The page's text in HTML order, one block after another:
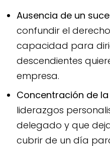
Ausencia de un
confundir el
capacidad para
descendientes
empresa.
Concentración de
liderazgos
delegado y que
cubrir de un día